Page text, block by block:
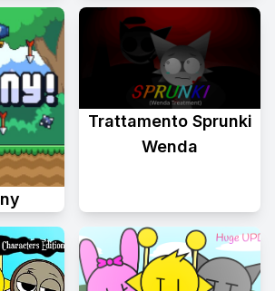
Trattamento Sprunki
Wenda